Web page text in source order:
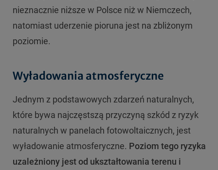
nieznacznie niższe w Polsce niż w Niemczech,
natomiast uderzenie pioruna jest na zbliżonym
poziomie.
Wyładowania atmosferyczne
Jednym z podstawowych zdarzeń naturalnych,
które bywa najczęstszą przyczyną szkód z ryzyk
naturalnych w panelach fotowoltaicznych, jest
wyładowanie atmosferyczne. Poziom tego ryzyka
uzależniony jest od ukształtowania terenu i